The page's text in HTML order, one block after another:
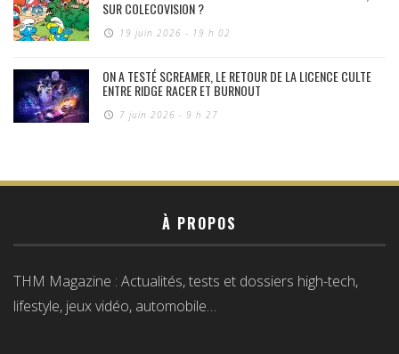
SUR COLECOVISION ?
19 juin 2026 - 19 h 02
ON A TESTÉ SCREAMER, LE RETOUR DE LA LICENCE CULTE
ENTRE RIDGE RACER ET BURNOUT
7 juin 2026 - 9 h 27
À PROPOS
THM Magazine : Actualités, tests et dossiers high-tech,
lifestyle, jeux vidéo, automobile…